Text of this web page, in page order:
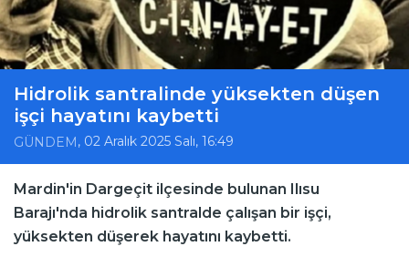
Hidrolik santralinde yüksekten düşen
işçi hayatını kaybetti
GÜNDEM, 02 Aralık 2025 Salı, 16:49
Mardin'in Dargeçit ilçesinde bulunan Ilısu
Barajı'nda hidrolik santralde çalışan bir işçi,
yüksekten düşerek hayatını kaybetti.